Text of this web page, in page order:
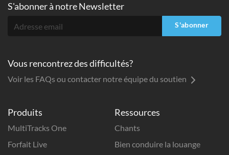
Produits
MultiTracks One
Forfait Live
Ressources
Chants
Bien conduire la louange
S'abonner à notre Newsletter
S'abonner
Vous rencontrez des difficultés?
Voir les FAQs ou contacter notre équipe du soutien